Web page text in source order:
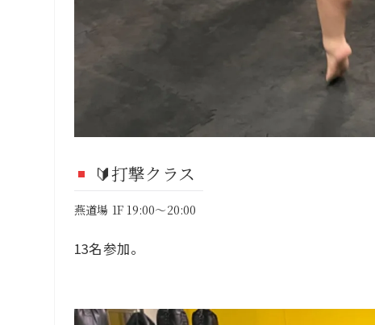
🔰打撃クラス
燕道場 1F 19:00～20:00
13名参加。